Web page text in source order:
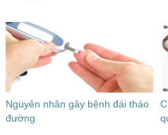
Nguyên nhân gây bệnh đái tháo
đường